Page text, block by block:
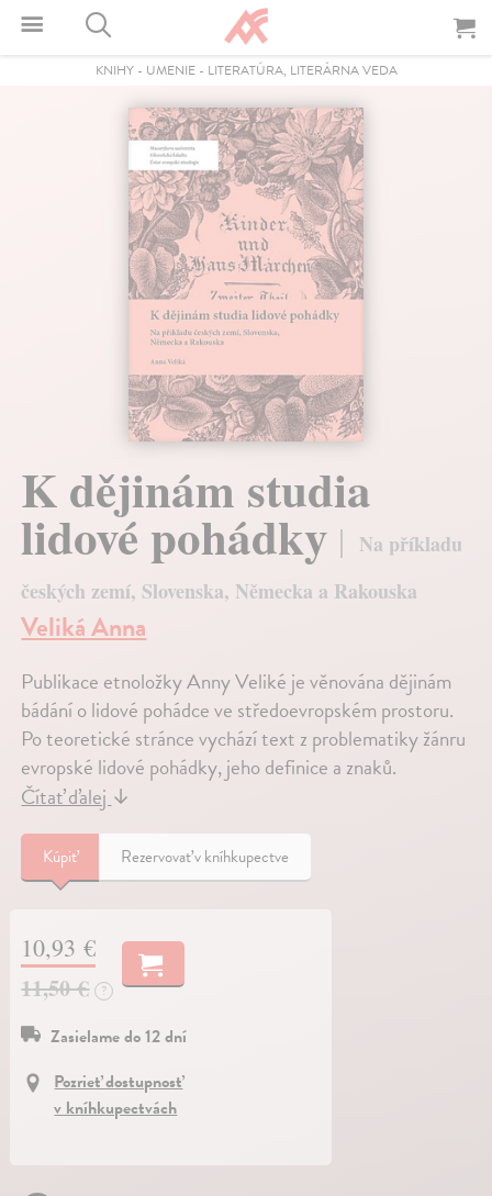
KNIHY- UMENIE- LITERATÚRA, LITERÁRNA VEDA
K dějinám studia
lidové pohádky
Na příkladu
českých zemí, Slovenska, Německa a Rakouska
Veliká Anna
Publikace etnoložky Anny Veliké je věnována dějinám
bádání o lidové pohádce ve středoevropském prostoru.
Po teoretické stránce vychází text z problematiky žánru
evropské lidové pohádky, jeho definice a znaků.
Čítať ďalej↓
Kúpiť Rezervovať v kníhkupectve
10,93 €
11,50 €
?
Zasielame do 12 dní
Pozrieť dostupnosť
v kníhkupectvách